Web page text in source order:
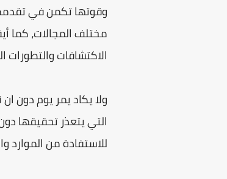
وقوتها تكمن في
مختلف المجالات، كما
الاكتشافات والتطورات
ولا يكاد يمر يوم دون
التي يتعذر تحقيقها
للاستفادة من الموارد